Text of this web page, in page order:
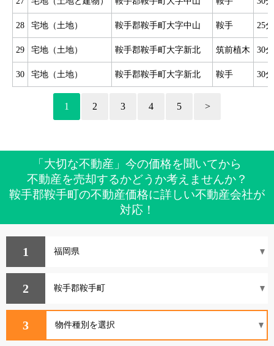
28 宅地（土地） 鞍手郡鞍手町大字中山 鞍手 25分
29 宅地（土地） 鞍手郡鞍手町大字新北 筑前植木 30分
30 宅地（土地） 鞍手郡鞍手町大字新北 鞍手 30分
1 2 3 4 5 >
「大切な不動産」今の価格を聞いてから
不動産を売却するかどうか考えませんか？
鞍手郡鞍手町の不動産価格に詳しい不動産会社が
対応！
1
2
3